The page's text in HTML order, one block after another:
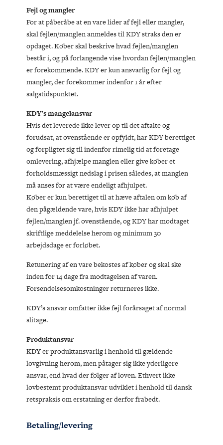
Fejl og mangler
For at påberåbe at en vare lider af fejl eller mangler,
skal fejlen/manglen anmeldes til KDY straks den er
opdaget. Køber skal beskrive hvad fejlen/manglen
består i, og på forlangende vise hvordan fejlen/manglen
er forekommende. KDY er kun ansvarlig for fejl og
mangler, der forekommer indenfor 1 år efter
salgstidspunktet.
KDY’s mangelansvar
Hvis det leverede ikke lever op til det aftalte og
forudsat, at ovenstående er opfyldt, har KDY berettiget
og forpligtet sig til indenfor rimelig tid at foretage
omlevering, afhjælpe manglen eller give køber et
forholdsmæssigt nedslag i prisen således, at manglen
må anses for at være endeligt afhjulpet.
Køber er kun berettiget til at hæve aftalen om køb af
den pågældende vare, hvis KDY ikke har afhjulpet
fejlen/manglen jf. ovenstående, og KDY har modtaget
skriftlige meddelelse herom og minimum 30
arbejdsdage er forløbet.
Retunering af en vare bekostes af køber og skal ske
inden for 14 dage fra modtagelsen af varen.
Forsendelsesomkostninger returneres ikke.
KDY’s ansvar omfatter ikke fejl forårsaget af normal
slitage.
Produktansvar
KDY er produktansvarlig i henhold til gældende
lovgivning herom, men påtager sig ikke yderligere
ansvar, end hvad der følger af loven. Ethvert ikke
lovbestemt produktansvar udviklet i henhold til dansk
retspraksis om erstatning er derfor frabedt.
Betaling/levering